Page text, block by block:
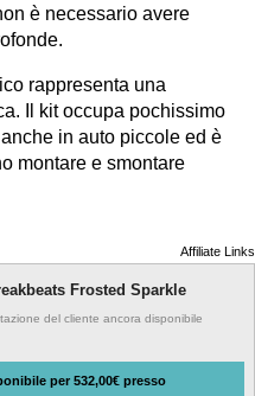
è necessario avere
rappresenta una
Il kit occupa pochissimo
in auto piccole ed è
montare e smontare
Affiliate Links
Frosted Sparkle
del cliente ancora disponibile
per 532,00€ presso